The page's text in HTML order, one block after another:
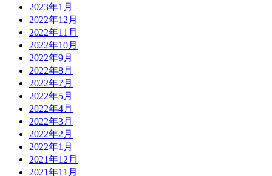
2023年1月
2022年12月
2022年11月
2022年10月
2022年9月
2022年8月
2022年7月
2022年5月
2022年4月
2022年3月
2022年2月
2022年1月
2021年12月
2021年11月